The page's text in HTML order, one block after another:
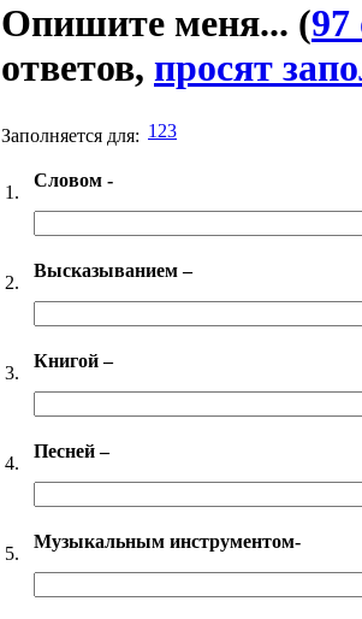
Опишите меня... (97
ответов, просят
Заполняется для: 123
1.
Словом -
2.
Высказыванием –
3.
Книгой –
4.
Песней –
5.
Музыкальным инструментом-